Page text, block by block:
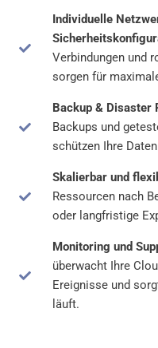
Individuelle
Verbindungen und
sorgen für
Backup & Disaster
Backups und
schützen Ihre
Skalierbar und
Ressourcen nach
oder langfristige
Monitoring und
überwacht Ihre
Ereignisse und
läuft.